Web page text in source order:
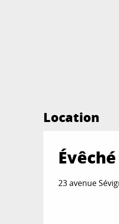
Location
23 avenue